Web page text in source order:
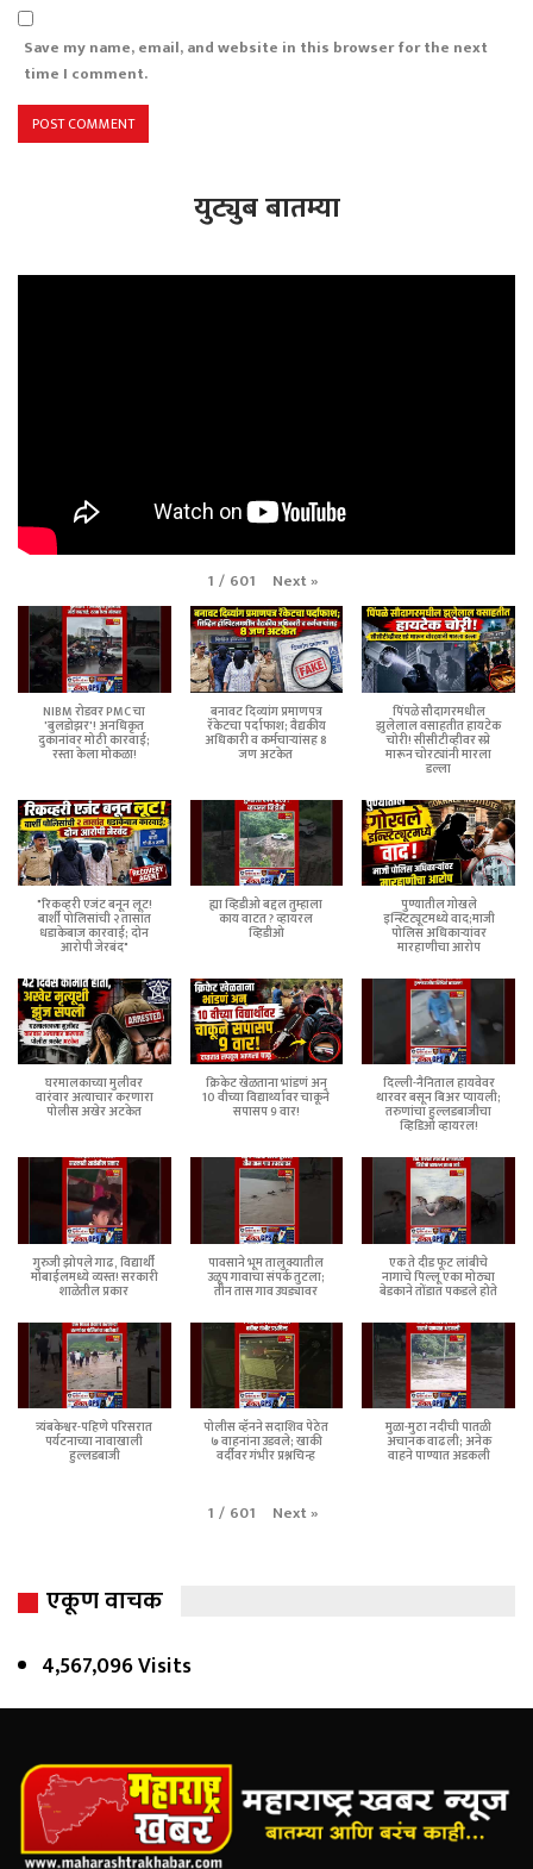
Save my name, email, and website in this browser for the next
time I comment.
युट्युब बातम्या
1 / 601 Next»
NIBM रोडवर PMC चा
'बुलडोझर'! अनधिकृत
दुकानांवर मोठी कारवाई;
रस्ता केला मोकळा!
बनावट दिव्यांग प्रमाणपत्र
रॅकेटचा पर्दाफाश; वैद्यकीय
अधिकारी व कर्मचाऱ्यांसह 8
जण अटकेत
पिंपळे सौदागरमधील
झुलेलाल वसाहतीत हायटेक
चोरी! सीसीटीव्हीवर स्प्रे
मारून चोरट्यांनी मारला
डल्ला
"रिकव्हरी एजंट बनून लूट!
बार्शी पोलिसांची २ तासांत
धडाकेबाज कारवाई; दोन
आरोपी जेरबंद"
ह्या व्हिडीओ बद्दल तुम्हाला
काय वाटत ? व्हायरल
व्हिडीओ
पुण्यातील गोखले
इन्स्टिट्यूटमध्ये वाद;माजी
पोलिस अधिकाऱ्यांवर
मारहाणीचा आरोप
घरमालकाच्या मुलीवर
वारंवार अत्याचार करणारा
पोलीस अखेर अटकेत
क्रिकेट खेळताना भांडणं अन्
10 वीच्या विद्यार्थ्यावर चाकूने
सपासप 9 वार!
दिल्ली-नैनिताल हायवेवर
थारवर बसून बिअर प्यायली;
तरुणांचा हुल्लडबाजीचा
व्हिडिओ व्हायरल!
गुरुजी झोपले गाढ, विद्यार्थी
मोबाईलमध्ये व्यस्त! सरकारी
शाळेतील प्रकार
पावसाने भूम तालुक्यातील
उळूप गावाचा संपर्क तुटला;
तीन तास गाव उघड्यावर
एक ते दीड फूट लांबीचे
नागाचे पिल्लू एका मोठ्या
बेडकाने तोंडात पकडले होते
त्र्यंबकेश्वर-पहिणे परिसरात
पर्यटनाच्या नावाखाली
हुल्लडबाजी
पोलीस व्हॅनने सदाशिव पेठेत
७ वाहनांना उडवले; खाकी
वर्दीवर गंभीर प्रश्नचिन्ह
मुळा-मुठा नदीची पातळी
अचानक वाढली; अनेक
वाहने पाण्यात अडकली
1 / 601 Next»
एकूण वाचक
4,567,096 Visits